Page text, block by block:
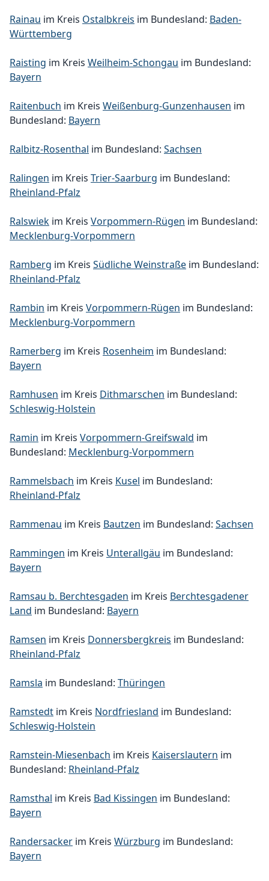
Rainau im Kreis Ostalbkreis im Bundesland: Baden-
Württemberg
Raisting im Kreis Weilheim-Schongau im Bundesland:
Bayern
Raitenbuch im Kreis Weißenburg-Gunzenhausen im
Bundesland: Bayern
Ralbitz-Rosenthal im Bundesland: Sachsen
Ralingen im Kreis Trier-Saarburg im Bundesland:
Rheinland-Pfalz
Ralswiek im Kreis Vorpommern-Rügen im Bundesland:
Mecklenburg-Vorpommern
Ramberg im Kreis Südliche Weinstraße im Bundesland:
Rheinland-Pfalz
Rambin im Kreis Vorpommern-Rügen im Bundesland:
Mecklenburg-Vorpommern
Ramerberg im Kreis Rosenheim im Bundesland:
Bayern
Ramhusen im Kreis Dithmarschen im Bundesland:
Schleswig-Holstein
Ramin im Kreis Vorpommern-Greifswald im
Bundesland: Mecklenburg-Vorpommern
Rammelsbach im Kreis Kusel im Bundesland:
Rheinland-Pfalz
Rammenau im Kreis Bautzen im Bundesland: Sachsen
Rammingen im Kreis Unterallgäu im Bundesland:
Bayern
Ramsau b. Berchtesgaden im Kreis Berchtesgadener
Land im Bundesland: Bayern
Ramsen im Kreis Donnersbergkreis im Bundesland:
Rheinland-Pfalz
Ramsla im Bundesland: Thüringen
Ramstedt im Kreis Nordfriesland im Bundesland:
Schleswig-Holstein
Ramstein-Miesenbach im Kreis Kaiserslautern im
Bundesland: Rheinland-Pfalz
Ramsthal im Kreis Bad Kissingen im Bundesland:
Bayern
Randersacker im Kreis Würzburg im Bundesland:
Bayern